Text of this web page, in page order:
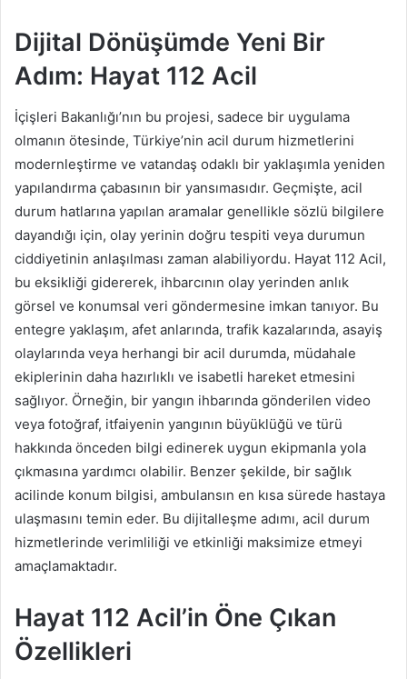
Dijital Dönüşümde Yeni Bir
Adım: Hayat 112 Acil
İçişleri Bakanlığı’nın bu projesi, sadece bir uygulama
olmanın ötesinde, Türkiye’nin acil durum hizmetlerini
modernleştirme ve vatandaş odaklı bir yaklaşımla yeniden
yapılandırma çabasının bir yansımasıdır. Geçmişte, acil
durum hatlarına yapılan aramalar genellikle sözlü bilgilere
dayandığı için, olay yerinin doğru tespiti veya durumun
ciddiyetinin anlaşılması zaman alabiliyordu. Hayat 112 Acil,
bu eksikliği gidererek, ihbarcının olay yerinden anlık
görsel ve konumsal veri göndermesine imkan tanıyor. Bu
entegre yaklaşım, afet anlarında, trafik kazalarında, asayiş
olaylarında veya herhangi bir acil durumda, müdahale
ekiplerinin daha hazırlıklı ve isabetli hareket etmesini
sağlıyor. Örneğin, bir yangın ihbarında gönderilen video
veya fotoğraf, itfaiyenin yangının büyüklüğü ve türü
hakkında önceden bilgi edinerek uygun ekipmanla yola
çıkmasına yardımcı olabilir. Benzer şekilde, bir sağlık
acilinde konum bilgisi, ambulansın en kısa sürede hastaya
ulaşmasını temin eder. Bu dijitalleşme adımı, acil durum
hizmetlerinde verimliliği ve etkinliği maksimize etmeyi
amaçlamaktadır.
Hayat 112 Acil’in Öne Çıkan
Özellikleri